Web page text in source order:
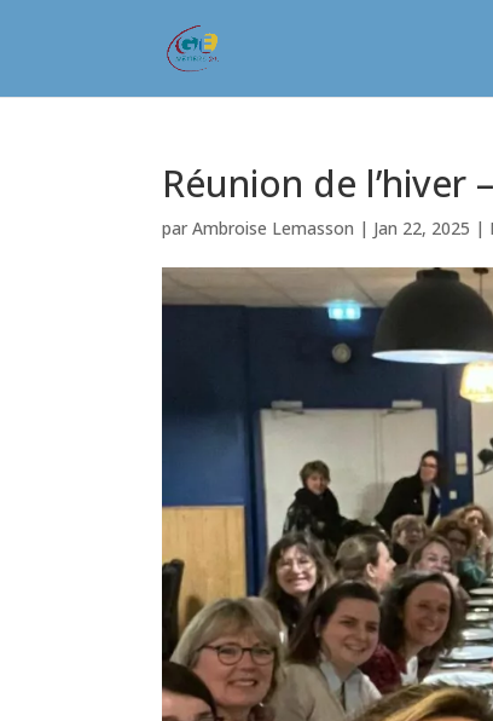
Réunion de l’hiver
parAmbroise Lemasson | Jan 22, 2025 |